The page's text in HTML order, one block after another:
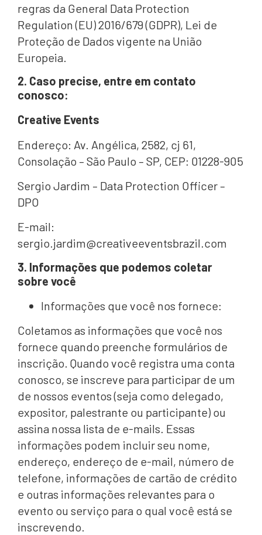
regras da General Data Protection
Regulation (EU) 2016/679 (GDPR), Lei de
Proteção de Dados vigente na União
Europeia.
2. Caso precise, entre em contato
conosco:
Creative Events
Endereço: Av. Angélica, 2582, cj 61,
Consolação – São Paulo – SP, CEP: 01228-905
Sergio Jardim – Data Protection Officer –
DPO
E-mail:
sergio.jardim@creativeeventsbrazil.com
3. Informações que podemos coletar
sobre você
Informações que você nos fornece:
Coletamos as informações que você nos
fornece quando preenche formulários de
inscrição. Quando você registra uma conta
conosco, se inscreve para participar de um
de nossos eventos (seja como delegado,
expositor, palestrante ou participante) ou
assina nossa lista de e-mails. Essas
informações podem incluir seu nome,
endereço, endereço de e-mail, número de
telefone, informações de cartão de crédito
e outras informações relevantes para o
evento ou serviço para o qual você está se
inscrevendo.